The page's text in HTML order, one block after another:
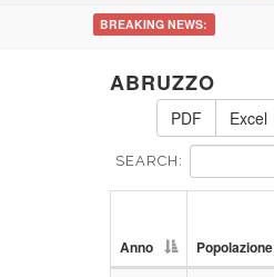
BREAKING NEWS:
ABRUZZO
PDF Excel
SEARCH:
Anno Popolazione